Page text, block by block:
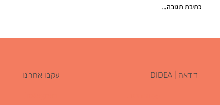
כתיבת תגובה...
דידאה | DIDEA עקבו אחרינו